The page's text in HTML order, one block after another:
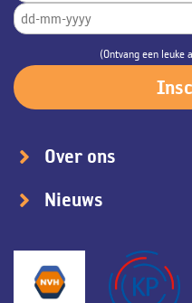
(Ontvang een leuke
Over ons
Nieuws